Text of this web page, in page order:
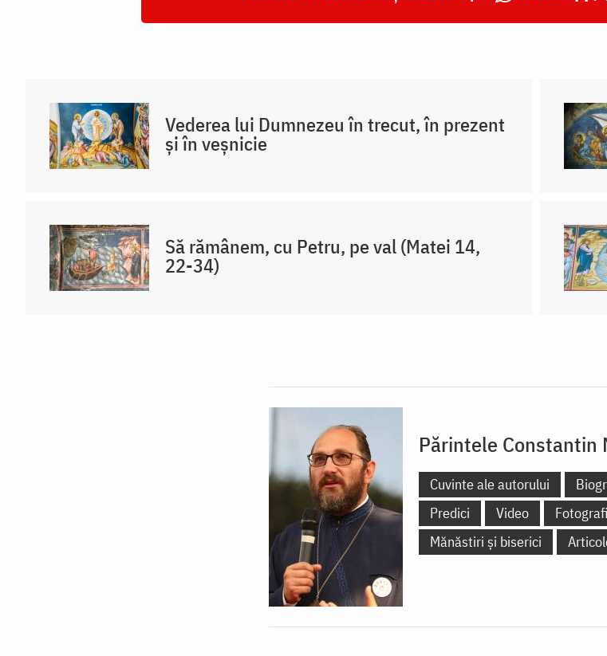
Vederea lui Dumnezeu în trecut, în prezent
și în veșnicie
Să rămânem, cu Petru, pe val (Matei 14,
22-34)
Părintele Constantin
Cuvinte ale autorului
Predici
Video
Mănăstiri și biserici